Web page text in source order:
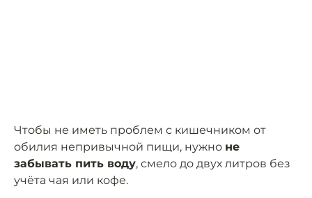
Чтобы не иметь проблем с кишечником от
обилия непривычной пищи, нужно не
забывать пить воду, смело до двух литров без
учёта чая или кофе.